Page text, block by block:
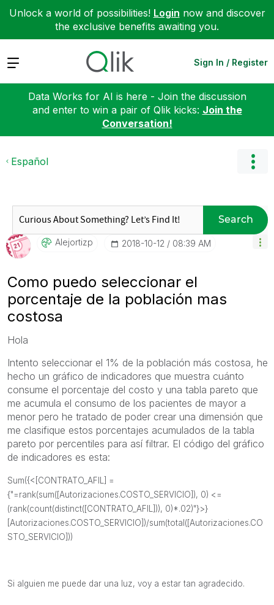
Unlock a world of possibilities! Login now and discover
the exclusive benefits awaiting you.
Expand Sign In / Register
Data Works for AI is here - Join the discussion
and enter to win a pair of Qlik kicks: Join the
Conversation!
Español
Search
Alejortizp ‎2018-10-12 08:39 AM
Como puedo seleccionar el
porcentaje de la población mas
costosa
Hola
Intento seleccionar el 1% de la población más costosa, he
hecho un gráfico de indicadores que muestra cuánto
consume el porcentaje del costo y una tabla pareto que
me acumula el consumo de los pacientes de mayor a
menor pero he tratado de poder crear una dimensión que
me clasifique estos porcentajes acumulados de la tabla
pareto por percentiles para así filtrar. El código del gráfico
de indicadores es esta:
Sum({<[CONTRATO_AFIL] =
{"=rank(sum([Autorizaciones.COSTO_SERVICIO]), 0) <=
(rank(count(distinct([CONTRATO_AFIL])), 0)*.02)"}>}
[Autorizaciones.COSTO_SERVICIO])/sum(total([Autorizaciones.CO
STO_SERVICIO]))
Si alguien me puede dar una luz, voy a estar tan agradecido.